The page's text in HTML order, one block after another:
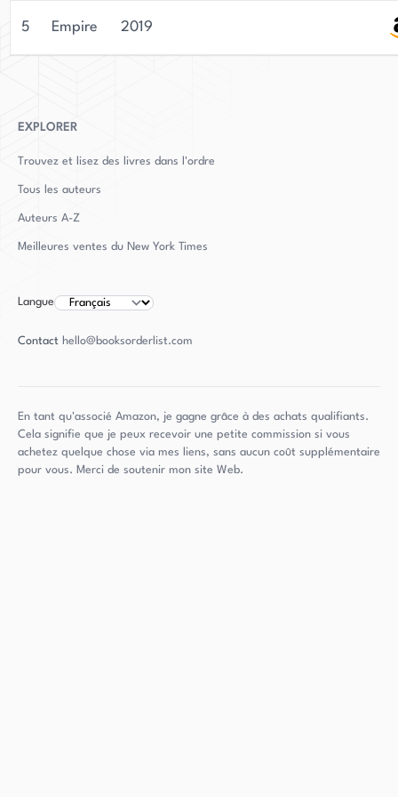
son amour des conventions de science-fiction.
offre souvent gratuitement des livres à ceux qui
lui écrivent un joli message via son site Web.
5 Empire 2019
EXPLORER
Trouvez et lisez des livres dans l'ordre
Tous les auteurs
Auteurs A-Z
Meilleures ventes du New York Times
Langue
Contact hello@booksorderlist.com
En tant qu'associé Amazon, je gagne grâce à des achats qualifiants.
Cela signifie que je peux recevoir une petite commission si vous
achetez quelque chose via mes liens, sans aucun coût supplémentaire
pour vous. Merci de soutenir mon site Web.